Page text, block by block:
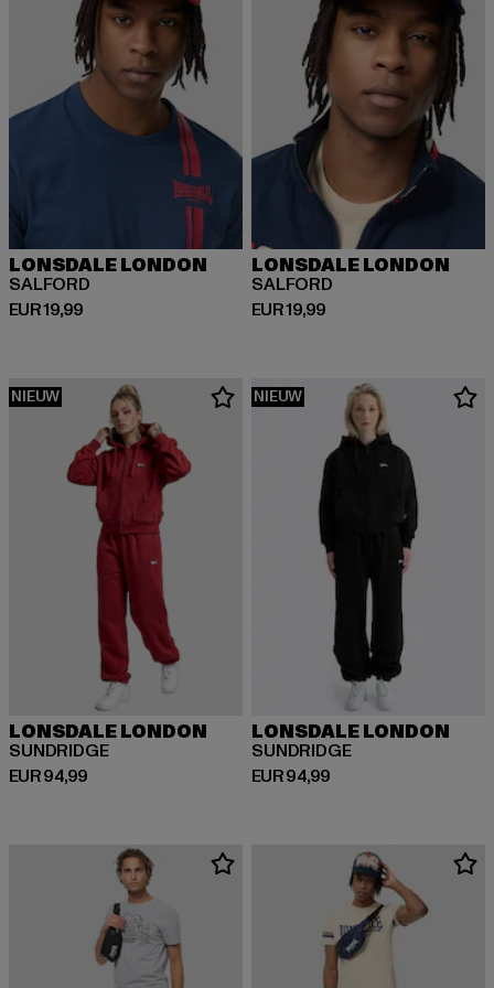
LONSDALE LONDON
SALFORD
EUR 19,99
Huidige prijs: EUR 19,99
LONSDALE LONDON
SALFORD
EUR 19,99
Huidige prijs: EUR 19,99
NIEUW
LONSDALE LONDON
SUNDRIDGE
EUR 94,99
Huidige prijs: EUR 94,99
NIEUW
LONSDALE LONDON
SUNDRIDGE
EUR 94,99
Huidige prijs: EUR 94,99